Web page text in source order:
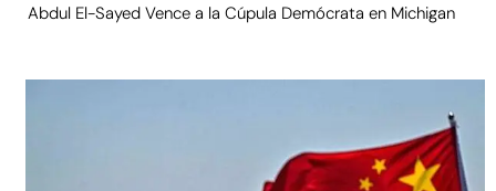
Abdul El-Sayed Vence a la Cúpula Demócrata en Michigan